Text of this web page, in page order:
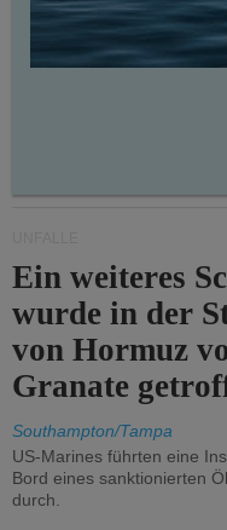
Ein weiteres
wurde in der
von Hormuz
Granate
Southampton/Tampa
US-Marines führten eine
Bord eines sanktionierten
durch.